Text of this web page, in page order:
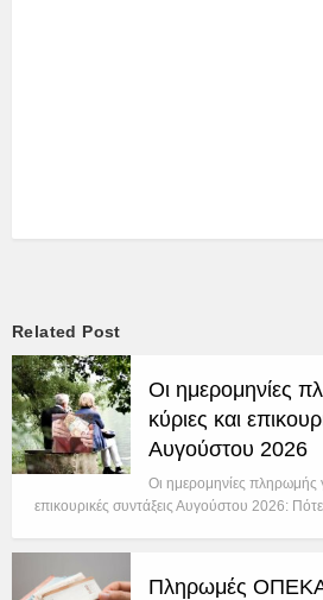
Related Post
Οι ημερομηνίες
κύριες και
Αυγούστου 2026
Οι ημερομηνίες πληρωμής
επικουρικές συντάξεις Αυγούστου 2026:
Πληρωμές